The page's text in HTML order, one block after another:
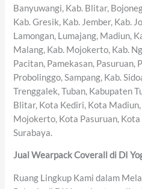
Banyuwangi, Kab. Blitar,
Kab. Gresik, Kab. Jember, Kab.
Lamongan, Lumajang, Madiun,
Malang, Kab. Mojokerto, Kab.
Pacitan, Pamekasan, Pasuruan,
Probolinggo, Sampang, Kab.
Trenggalek, Tuban, Kabupaten
Blitar, Kota Kediri, Kota
Mojokerto, Kota Pasuruan,
Surabaya.
Jual Wearpack Coverall di DI
Ruang Lingkup Kami dalam